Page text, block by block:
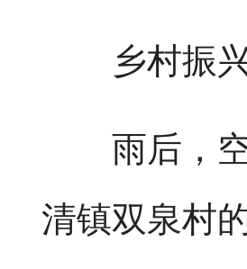
乡村振兴
雨后，空
清镇双泉村